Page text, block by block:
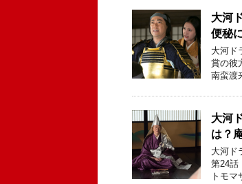
大河
便秘
大河ド
賞の彼
南蛮渡
大河
は？
大河ド
第24話
トモ